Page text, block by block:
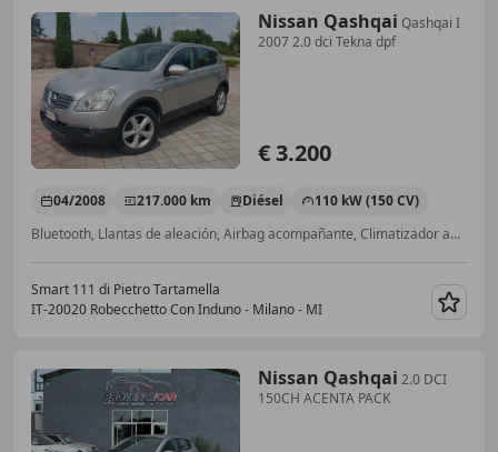
Nissan Qashqai Qashqai I
2007 2.0 dci Tekna dpf
€ 3.200
04/2008 217.000 km Diésel
110 kW (150 CV)
Bluetooth, Llantas de aleación, Airbag acompañante, Climatizador automático, Techo panorámico, Sistema de lavado de faros, Reposabrazos, Iluminación ambiental
Smart 111 di Pietro Tartamella
IT-20020 Robecchetto Con Induno - Milano - MI
Nissan Qashqai 2.0 DCI
150CH ACENTA PACK